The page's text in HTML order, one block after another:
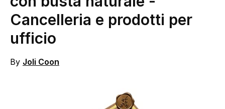
Cancelleria e prodotti per
ufficio
By Joli Coon